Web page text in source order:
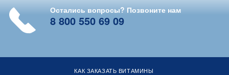
Остались вопросы? Позвоните нам
8 800 550 69 09
КАК ЗАКАЗАТЬ ВИТАМИНЫ